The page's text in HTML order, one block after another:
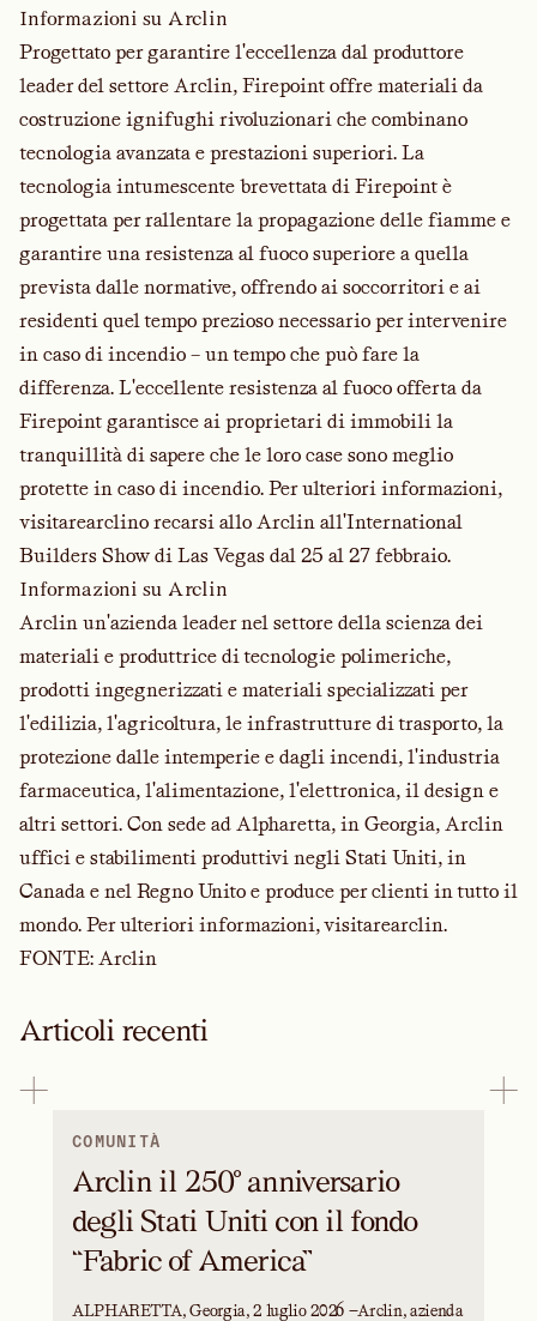
Informazioni su Arclin
Progettato per garantire l'eccellenza dal produttore
leader del settore Arclin, Firepoint offre materiali da
costruzione ignifughi rivoluzionari che combinano
tecnologia avanzata e prestazioni superiori. La
tecnologia intumescente brevettata di Firepoint è
progettata per rallentare la propagazione delle fiamme e
garantire una resistenza al fuoco superiore a quella
prevista dalle normative, offrendo ai soccorritori e ai
residenti quel tempo prezioso necessario per intervenire
in caso di incendio – un tempo che può fare la
differenza. L'eccellente resistenza al fuoco offerta da
Firepoint garantisce ai proprietari di immobili la
tranquillità di sapere che le loro case sono meglio
protette in caso di incendio. Per ulteriori informazioni,
visitarearclino recarsi allo Arclin all'International
Builders Show di Las Vegas dal 25 al 27 febbraio.
Informazioni su Arclin
Arclin un'azienda leader nel settore della scienza dei
materiali e produttrice di tecnologie polimeriche,
prodotti ingegnerizzati e materiali specializzati per
l'edilizia, l'agricoltura, le infrastrutture di trasporto, la
protezione dalle intemperie e dagli incendi, l'industria
farmaceutica, l'alimentazione, l'elettronica, il design e
altri settori. Con sede ad Alpharetta, in Georgia, Arclin
uffici e stabilimenti produttivi negli Stati Uniti, in
Canada e nel Regno Unito e produce per clienti in tutto il
mondo. Per ulteriori informazioni, visitarearclin.
FONTE: Arclin
Articoli recenti
COMUNITÀ
Arclin il 250° anniversario
degli Stati Uniti con il fondo
“Fabric of America”
ALPHARETTA, Georgia, 2 luglio 2026 —Arclin, azienda